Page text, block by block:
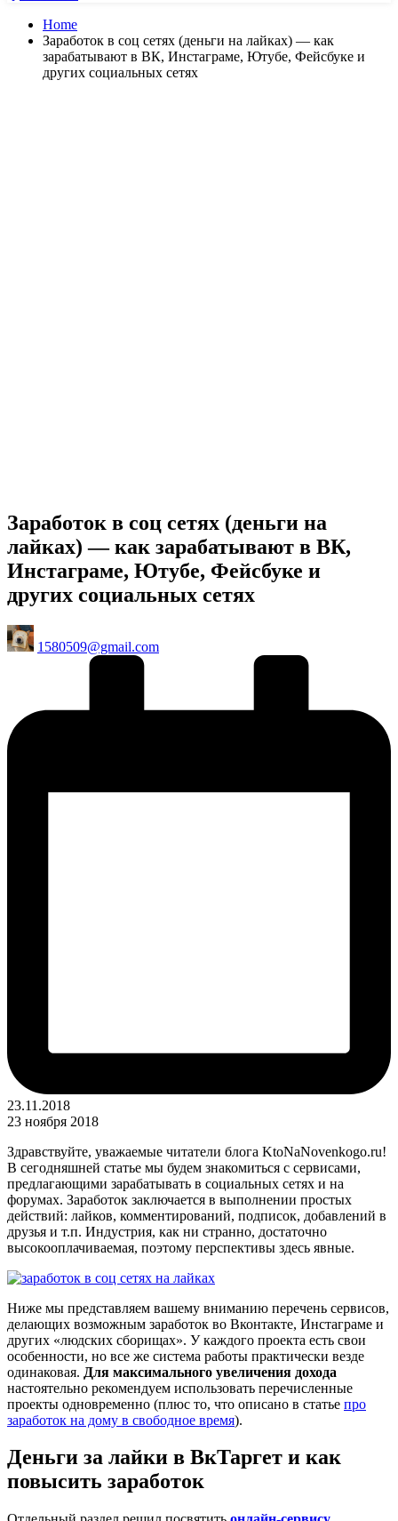
Home
Заработок в соц сетях (деньги на лайках) — как
зарабатывают в ВК, Инстаграме, Ютубе, Фейсбуке и
других социальных сетях
Заработок в соц сетях (деньги на
лайках) — как зарабатывают в ВК,
Инстаграме, Ютубе, Фейсбуке и
других социальных сетях
Posted
by
1580509@gmail.com
23.11.2018
23 ноября 2018
Здравствуйте, уважаемые читатели блога KtoNaNovenkogo.ru!
В сегодняшней статье мы будем знакомиться с сервисами,
предлагающими зарабатывать в социальных сетях и на
форумах. Заработок заключается в выполнении простых
действий: лайков, комментирований, подписок, добавлений в
друзья и т.п. Индустрия, как ни странно, достаточно
высокооплачиваемая, поэтому перспективы здесь явные.
Ниже мы представляем вашему вниманию перечень сервисов,
делающих возможным заработок во Вконтакте, Инстаграме и
других «людских сборищах». У каждого проекта есть свои
особенности, но все же система работы практически везде
одинаковая. Для максимального увеличения дохода
настоятельно рекомендуем использовать перечисленные
проекты одновременно (плюс то, что описано в статье про
заработок на дому в свободное время).
Деньги за лайки в ВкТаргет и как
повысить заработок